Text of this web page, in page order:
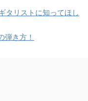
タリストに知ってほし
き方！